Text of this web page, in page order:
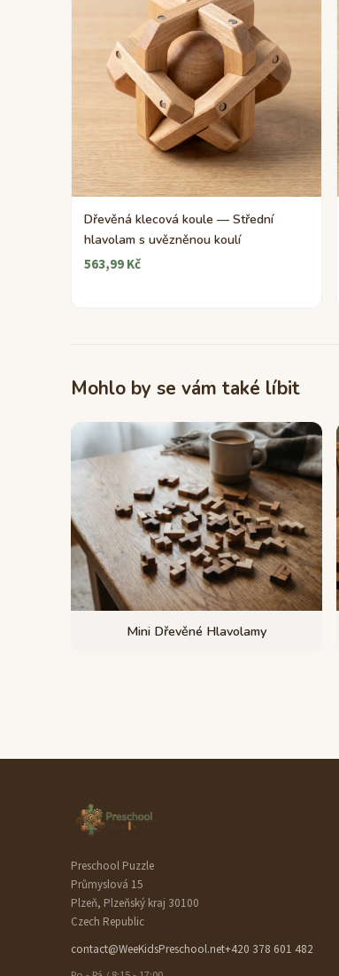
Dřevěná klecová koule — Střední
hlavolam s uvězněnou koulí
563,99 Kč
Mohlo by se vám také líbit
Mini Dřevěné Hlavolamy
Preschool Puzzle
Průmyslová 15
Plzeň, Plzeňský kraj 30100
Czech Republic
contact@WeeKidsPreschool.net+420 378 601 482